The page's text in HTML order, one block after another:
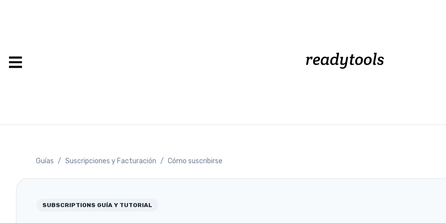
Guías / Suscripciones y Facturación / Cómo suscribirse
SUBSCRIPTIONS GUÍA Y TUTORIAL